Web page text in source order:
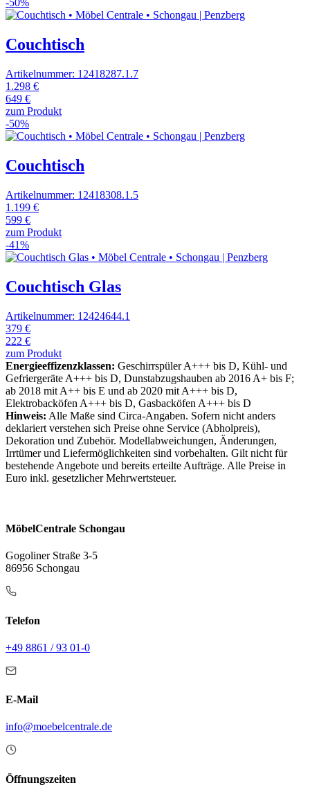
-50%
Couchtisch
Artikelnummer: 12418287.1.7
1.298 €
649 €
zum Produkt
-50%
Couchtisch
Artikelnummer: 12418308.1.5
1.199 €
599 €
zum Produkt
-41%
Couchtisch Glas
Artikelnummer: 12424644.1
379 €
222 €
zum Produkt
Energieeffizenzklassen: Geschirrspüler A+++ bis D, Kühl- und
Gefriergeräte A+++ bis D, Dunstabzugshauben ab 2016 A+ bis F;
ab 2018 mit A++ bis E und ab 2020 mit A+++ bis D,
Elektrobacköfen A+++ bis D, Gasbacköfen A+++ bis D
Hinweis: Alle Maße sind Circa-Angaben. Sofern nicht anders
deklariert verstehen sich Preise ohne Service (Abholpreis),
Dekoration und Zubehör. Modellabweichungen, Änderungen,
Irrtümer und Liefermöglichkeiten sind vorbehalten. Gilt nicht für
bestehende Angebote und bereits erteilte Aufträge. Alle Preise in
Euro inkl. gesetzlicher Mehrwertsteuer.
MöbelCentrale Schongau
Gogoliner Straße 3-5
86956 Schongau
Telefon
+49 8861 / 93 01-0
E-Mail
info@moebelcentrale.de
Öffnungszeiten